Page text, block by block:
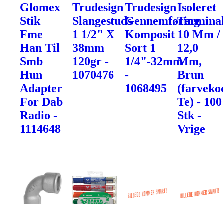
Glomex
Stik
Fme
Han Til
Smb
Hun
Adapter
For Dab
Radio -
1114648
Trudesign
Slangestuds
1 1/2" X
38mm
120gr -
1070476
Trudesign
Gennemføring
Komposit
Sort 1
1/4"-32mm
-
1068495
Isoleret
10 Mm /
12,0
Mm,
Brun
Te) - 100
Stk -
Vrige